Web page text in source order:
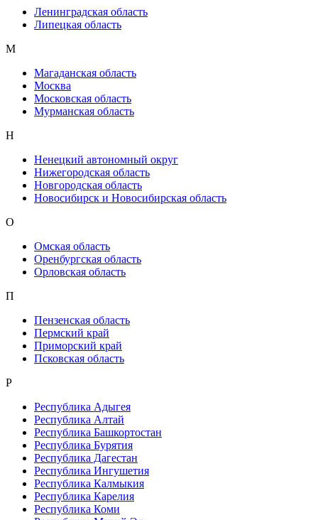
Ленинградская область
Липецкая область
М
Магаданская область
Москва
Московская область
Мурманская область
Н
Ненецкий автономный округ
Нижегородская область
Новгородская область
Новосибирск и Новосибирская область
О
Омская область
Оренбургская область
Орловская область
П
Пензенская область
Пермский край
Приморский край
Псковская область
Р
Республика Адыгея
Республика Алтай
Республика Башкортостан
Республика Бурятия
Республика Дагестан
Республика Ингушетия
Республика Калмыкия
Республика Карелия
Республика Коми